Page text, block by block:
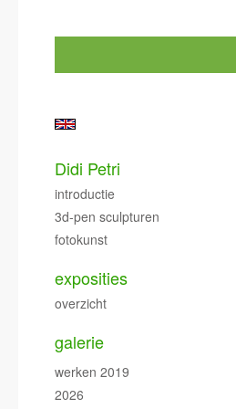
Didi Petri
introductie
3d-pen sculpturen
fotokunst
exposities
overzicht
galerie
werken 2019
2026